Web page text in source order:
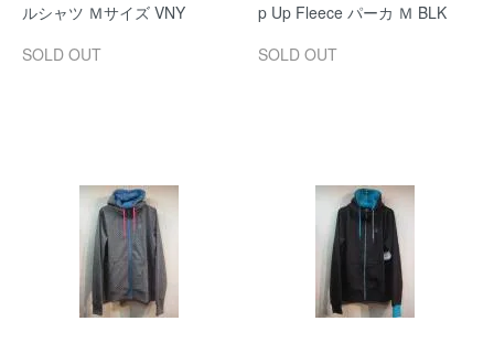
ルシャツ Ｍサイズ VNY
SOLD OUT
p Up Fleece パーカ Ｍ BLK
SOLD OUT